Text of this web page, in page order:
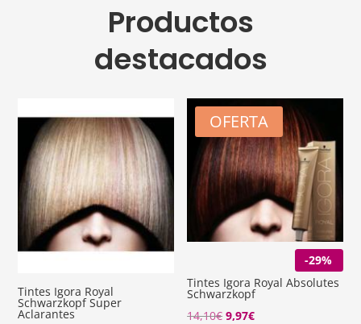
Productos
destacados
Tintes Igora Royal
Schwarzkopf Super
Aclarantes
OFERTA
-29%
Tintes Igora Royal Absolutes
Schwarzkopf
14,10€ El
9,97€El